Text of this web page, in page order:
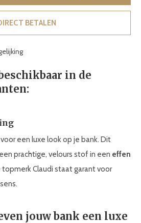
BETALEN
in de
een luxe look op je bank. Dit
prachtige, velours stof in een effen
Claudi staat garant voor
jouw bank een luxe